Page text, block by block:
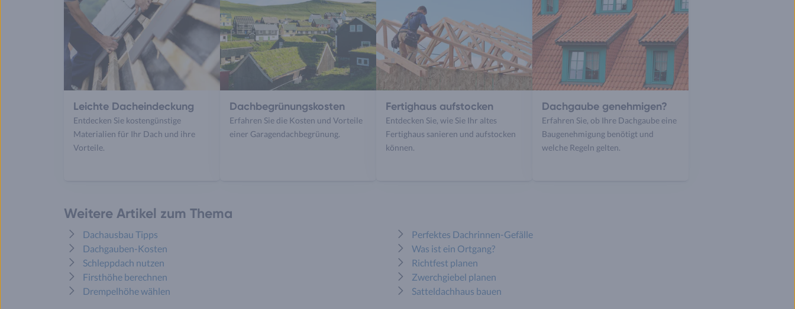
Leichte Dacheindeckung
Entdecken Sie kostengünstige
Materialien für Ihr Dach und ihre
Vorteile.
Dachbegrünungskosten
Erfahren Sie die Kosten und Vorteile
einer Garagendachbegrünung.
Fertighaus aufstocken
Entdecken Sie, wie Sie Ihr altes
Fertighaus sanieren und aufstocken
können.
Dachgaube genehmigen?
Erfahren Sie, ob Ihre Dachgaube eine
Baugenehmigung benötigt und
welche Regeln gelten.
Weitere Artikel zum Thema
Dachausbau Tipps
Dachgauben-Kosten
Schleppdach nutzen
Firsthöhe berechnen
Drempelhöhe wählen
Perfektes Dachrinnen-Gefälle
Was ist ein Ortgang?
Richtfest planen
Zwerchgiebel planen
Satteldachhaus bauen